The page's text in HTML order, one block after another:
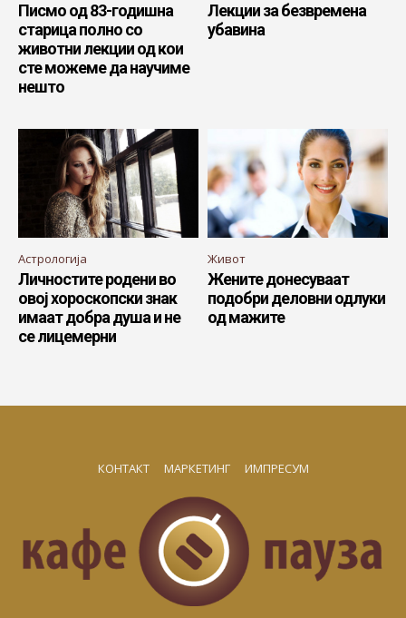
Писмо од 83-годишна
старица полно со
животни лекции од кои
сте можеме да научиме
нешто
Лекции за безвремена
убавина
Астрологија
Личностите родени во
овој хороскопски знак
имаат добра душа и не
се лицемерни
Живот
Жените донесуваат
подобри деловни одлуки
од мажите
КОНТАКТ МАРКЕТИНГ ИМПРЕСУМ